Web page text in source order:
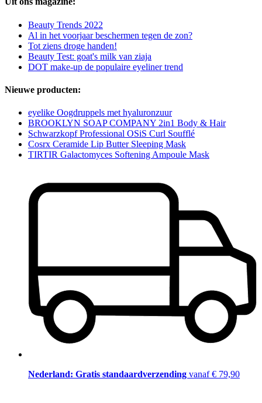
Beauty Trends 2022
Al in het voorjaar beschermen tegen de zon?
Tot ziens droge handen!
Beauty Test: goat's milk van ziaja
DOT make-up de populaire eyeliner trend
Nieuwe producten:
eyelike Oogdruppels met hyaluronzuur
BROOKLYN SOAP COMPANY 2in1 Body & Hair
Schwarzkopf Professional OSiS Curl Soufflé
Cosrx Ceramide Lip Butter Sleeping Mask
TIRTIR Galactomyces Softening Ampoule Mask
Nederland: Gratis standaardverzending vanaf € 79,90